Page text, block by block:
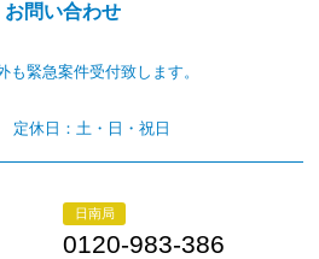
お問い合わせ
も緊急案件受付致します。
定休日：土・日・祝日
日南局
0120-983-386